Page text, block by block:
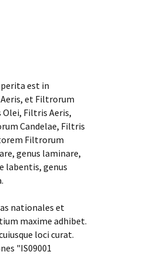
est in
et Filtrorum
Filtris Aeris,
Candelae, Filtris
Filtrorum
genus laminare,
labentis, genus
nationales et
maxime adhibet.
loci curat.
"IS09001